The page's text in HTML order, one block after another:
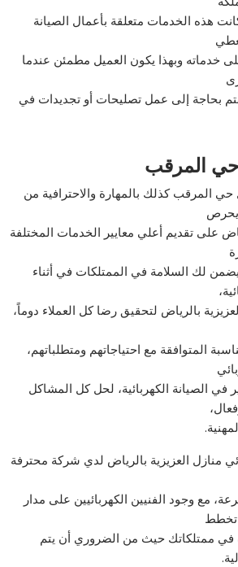
هذه الخدمات متعلقة بأعمال الصيانة
خدماته وبهذا يكون العميل مطمئن عندما
بحاجة إلى عمل تصليحات أو تجديدات في
حي المرقب
حي المرقب كذلك بالمهارة والاحترافية من
يحرص
على تقديم أعلي معايير الخدمات المختلفة
يضمن لك السلامة في الممتلكات في أثناء
بالرياض لتحقيق رضا كل العملاء دوماً،
المتوافقة مع احتياجاتهم ومتطلباتهم،
في الصيانة الكهربائية، لحل كل المشاكل
منازل العزيزية بالرياض لدي شركة محترفة
مع وجود الفنيين الكهربائيين على مدار
في ممتلكاتك حيث من الضروري أن يتم